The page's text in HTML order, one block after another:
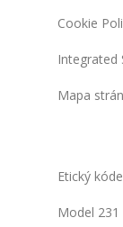
Cookie
Integrated
Mapa
Etický
Model 231